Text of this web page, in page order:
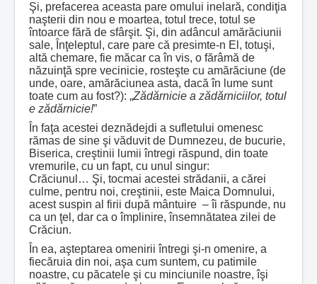
Şi, prefacerea aceasta pare omului inelară, condiţia
naşterii din nou e moartea, totul trece, totul se
întoarce fără de sfârşit. Şi, din adâncul amărăciunii
sale, Înţeleptul, care pare că presimte-n El, totuşi,
altă chemare, fie măcar ca în vis, o fărâmă de
năzuinţă spre vecinicie, rosteşte cu amărăciune (de
unde, oare, amărăciunea asta, dacă în lume sunt
toate cum au fost?): „Zădărnicie a zădărniciilor, totul
e zădărnicie!”
În faţa acestei deznădejdi a sufletului omenesc
rămas de sine şi văduvit de Dumnezeu, de bucurie,
Biserica, creştinii lumii întregi răspund, din toate
vremurile, cu un fapt, cu unul singur:
Crăciunul… Şi, tocmai acestei strădanii, a cărei
culme, pentru noi, creştinii, este Maica Domnului,
acest suspin al firii după mântuire – îi răspunde, nu
ca un ţel, dar ca o împlinire, însemnătatea zilei de
Crăciun.
În ea, aşteptarea omenirii întregi şi-n omenire, a
fiecăruia din noi, aşa cum suntem, cu patimile
noastre, cu păcatele şi cu minciunile noastre, îşi